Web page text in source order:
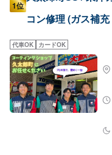
1位
コン修理 (ガス補
代車OK カードOK